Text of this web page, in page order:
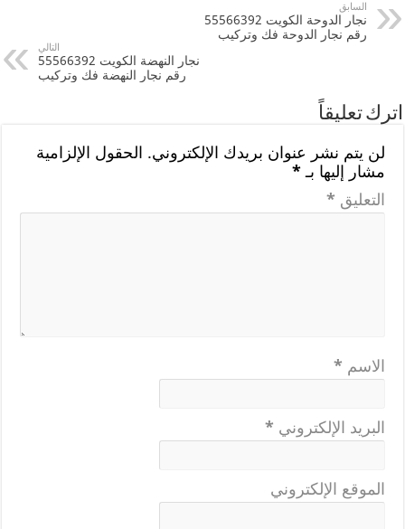
السابق
نجار الدوحة الكويت 55566392
رقم نجار الدوحة فك وتركيب
التالي
نجار النهضة الكويت 55566392
رقم نجار النهضة فك وتركيب
اترك تعليقاً
لن يتم نشر عنوان بريدك الإلكتروني. الحقول الإلزامية
مشار إليها بـ*
التعليق *
الاسم *
البريد الإلكتروني *
الموقع الإلكتروني